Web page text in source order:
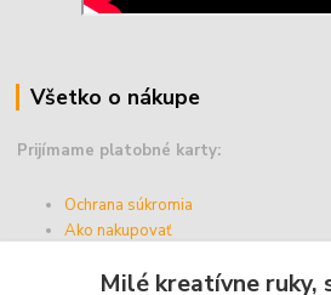
Všetko o nákupe
Prijímame platobné karty:
Ochrana súkromia
Ako nakupovať
Doprava a platba
Milé kreatívne ruky,